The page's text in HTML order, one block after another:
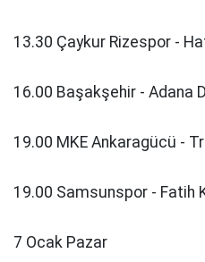
13.30 Çaykur Rizespor -
16.00 Başakşehir - Adana
19.00 MKE Ankaragücü -
19.00 Samsunspor - Fatih
7 Ocak Pazar